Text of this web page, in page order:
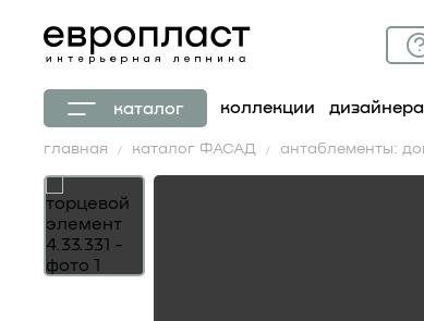
каталог коллекции
главная каталог ФАСАД антаблементы: